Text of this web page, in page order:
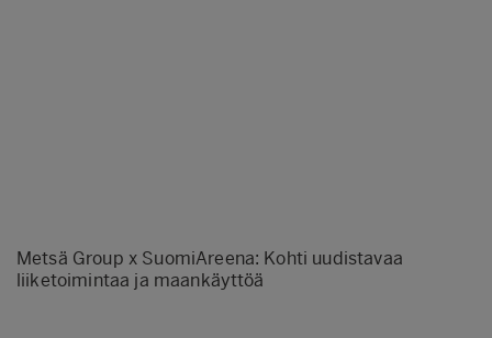
Metsä Group x SuomiAreena: Kohti uudistavaa
liiketoimintaa ja maankäyttöä